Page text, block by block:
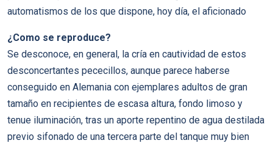
automatismos de los que dispone, hoy día, el aficionado
¿Como se reproduce?
Se desconoce, en general, la cría en cautividad de estos
desconcertantes pececillos, aunque parece haberse
conseguido en Alemania con ejemplares adultos de gran
tamaño en recipientes de escasa altura, fondo limoso y
tenue iluminación, tras un aporte repentino de agua destilada
previo sifonado de una tercera parte del tanque muy bien